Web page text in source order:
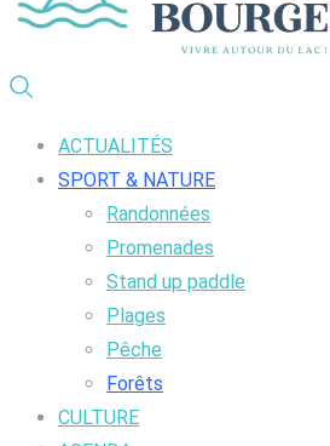
ACTUALITÉS
SPORT & NATURE
Randonnées
Promenades
Stand up paddle
Plages
Pêche
Forêts
CULTURE